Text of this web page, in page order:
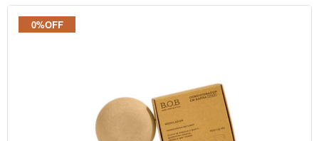
Pular
para
0%OFF